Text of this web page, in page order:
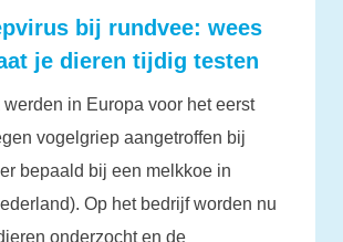
bij rundvee: wees
je dieren tijdig testen
in Europa voor het eerst
vogelgriep aangetroffen bij
bepaald bij een melkkoe in
Op het bedrijf worden nu
onderzocht en de